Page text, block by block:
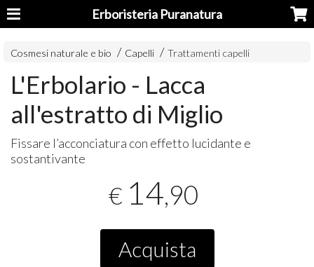
Erboristeria Puranatura
Cosmesi naturale e bio Capelli Trattamenti capelli
L'Erbolario - Lacca
all'estratto di Miglio
Fissare l’acconciatura con effetto lucidante e
sostantivante
€ 14,90
Acquista